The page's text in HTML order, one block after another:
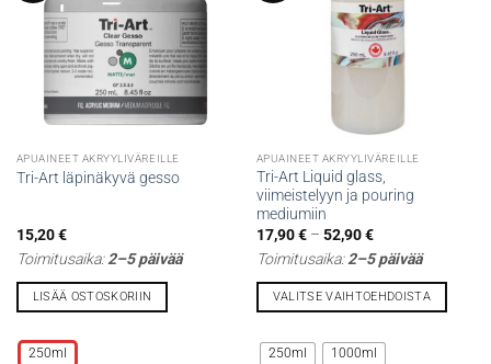
tuotteen
sivulla.
tuotteen
APUAINEET AKRYYLIVÄREILLE
Tri-Art läpinäkyvä gesso
15,20€
Toimitusaika:2–5 päivää
LISÄÄ OSTOSKORIIN
tuotteella
250ml
APUAINEET AKRYYLIVÄREILLE
Tri-Art Liquid glass,
viimeistelyyn ja pouring
mediumiin
17,90€ – 52,90€Hintaluokka:
-
Toimitusaika:2–5 päivää
VALITSE VAIHTOEHDOISTA
tuotteella
250ml 1000ml